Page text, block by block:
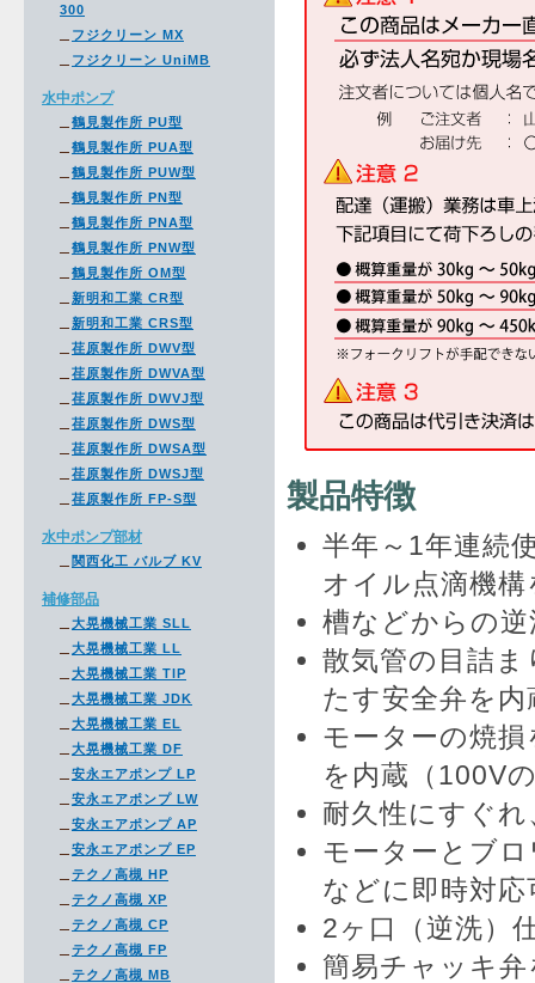
製品特徴
半年～1年連続
オイル点滴機構
槽などからの
散気管の目詰
たす安全弁を内
モーターの焼
を内蔵（100V
耐久性にすぐ
モーターとブ
などに即時対応
2ヶ口（逆洗）
簡易チャッキ弁
300
フジクリーン MX
フジクリーン UniMB
水中ポンプ
鶴見製作所 PU型
鶴見製作所 PUA型
鶴見製作所 PUW型
鶴見製作所 PN型
鶴見製作所 PNA型
鶴見製作所 PNW型
鶴見製作所 OM型
新明和工業 CR型
新明和工業 CRS型
荏原製作所 DWV型
荏原製作所 DWVA型
荏原製作所 DWVJ型
荏原製作所 DWS型
荏原製作所 DWSA型
荏原製作所 DWSJ型
荏原製作所 FP-S型
水中ポンプ部材
関西化工 バルブ KV
補修部品
大晃機械工業 SLL
大晃機械工業 LL
大晃機械工業 TIP
大晃機械工業 JDK
大晃機械工業 EL
大晃機械工業 DF
安永エアポンプ LP
安永エアポンプ LW
安永エアポンプ AP
安永エアポンプ EP
テクノ高槻 HP
テクノ高槻 XP
テクノ高槻 CP
テクノ高槻 FP
テクノ高槻 MB